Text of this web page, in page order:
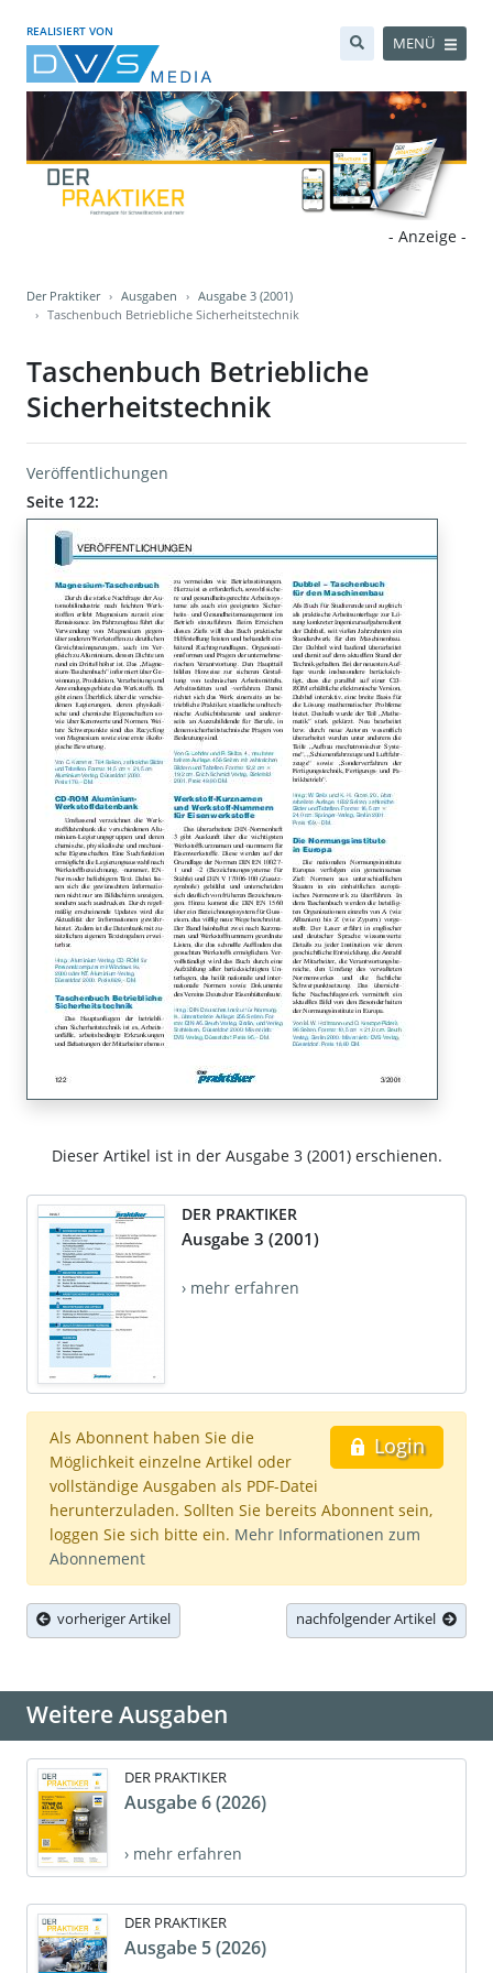
REALISIERT VON
MENÜ
- Anzeige -
Der Praktiker Ausgaben
Ausgabe 3 (2001)
Taschenbuch Betriebliche Sicherheitstechnik
Taschenbuch Betriebliche
Sicherheitstechnik
Veröffentlichungen
Seite 122:
Dieser Artikel ist in der Ausgabe 3 (2001) erschienen.
DER PRAKTIKER
Ausgabe 3 (2001)
› mehr erfahren
Login
Als Abonnent haben Sie die
Möglichkeit einzelne Artikel oder
vollständige Ausgaben als PDF-Datei
herunterzuladen. Sollten Sie bereits Abonnent sein,
loggen Sie sich bitte ein. Mehr Informationen zum
Abonnement
vorheriger Artikel nachfolgender Artikel
Weitere Ausgaben
DER PRAKTIKER
Ausgabe 6 (2026)
› mehr erfahren
DER PRAKTIKER
Ausgabe 5 (2026)